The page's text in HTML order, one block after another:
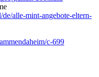
alle-mint-angebote-eltern-
c-699